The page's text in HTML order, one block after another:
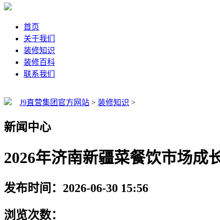
首页
关于我们
装修知识
装修百科
联系我们
J9直营集团官方网站 > 装修知识 >
新闻中心
2026年济南新疆菜餐饮市场成
发布时间：2026-06-30 15:56
浏览次数：